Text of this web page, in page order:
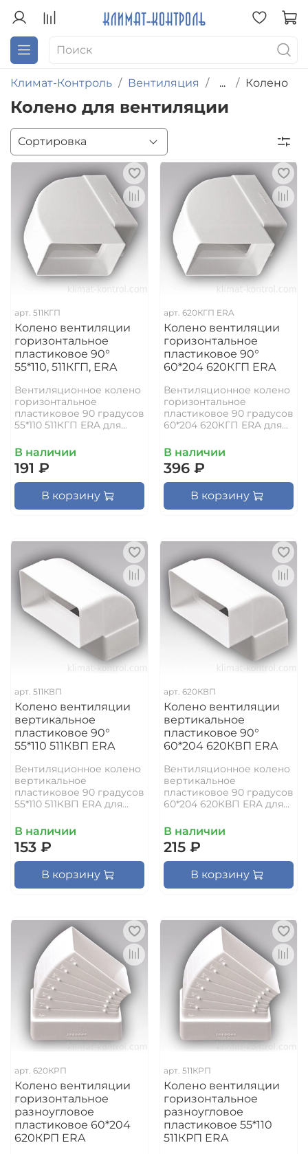
Климат-Контроль Вентиляция ... Колено
Колено для вентиляции
арт. 511КГП
Колено вентиляции
горизонтальное
пластиковое 90°
55*110, 511КГП, ERA
Вентиляционное колено
горизонтальное
пластиковое 90 градусов
55*110 511КГП ERA для...
В наличии
191 ₽
В корзину
арт. 620КГП ERA
Колено вентиляции
горизонтальное
пластиковое 90°
60*204 620КГП ERA
Вентиляционное колено
горизонтальное
пластиковое 90 градусов
60*204 620КГП ERA для...
В наличии
396 ₽
В корзину
арт. 511КВП
Колено вентиляции
вертикальное
пластиковое 90°
55*110 511КВП ERA
Вентиляционное колено
вертикальное
пластиковое 90 градусов
55*110 511КВП ERA для...
В наличии
153 ₽
В корзину
арт. 620КВП
Колено вентиляции
вертикальное
пластиковое 90°
60*204 620КВП ERA
Вентиляционное колено
вертикальное
пластиковое 90 градусов
60*204 620КВП ERA для...
В наличии
215 ₽
В корзину
арт. 620КРП
Колено вентиляции
горизонтальное
разноугловое
пластиковое 60*204
620КРП ERA
арт. 511КРП
Колено вентиляции
горизонтальное
разноугловое
пластиковое 55*110
511КРП ERA